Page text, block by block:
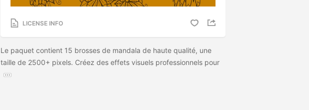
LICENSE INFO
Le paquet contient 15 brosses de mandala de haute qualité, une
taille de 2500+ pixels. Créez des effets visuels professionnels pour